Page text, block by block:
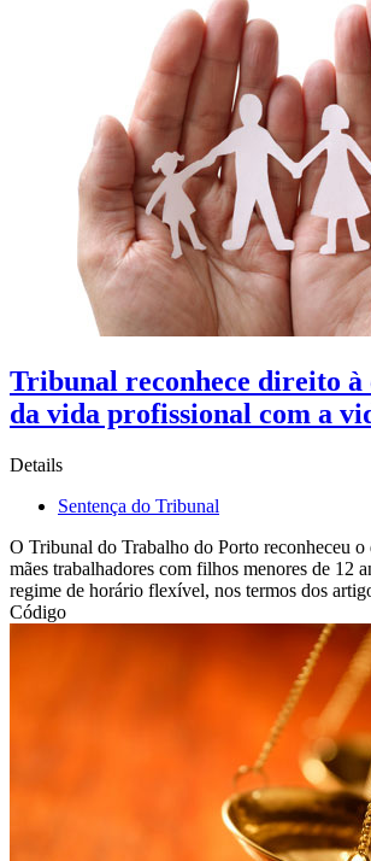
Tribunal reconhece direito à
da vida profissional com a
Details
Sentença do Tribunal
O Tribunal do Trabalho do Porto reconheceu o
mães trabalhadores com filhos menores de 12
regime de horário flexível, nos termos dos
Código